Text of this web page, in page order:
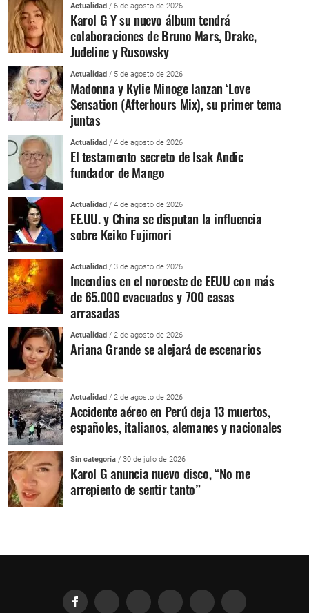
Actualidad / 6 de agosto de 2026
Karol G Y su nuevo álbum tendrá
colaboraciones de Bruno Mars, Drake,
Judeline y Rusowsky
Actualidad / 5 de agosto de 2026
Madonna y Kylie Minoge lanzan ‘Love
Sensation (Afterhours Mix), su primer tema
juntas
Actualidad / 4 de agosto de 2026
El testamento secreto de Isak Andic
fundador de Mango
Actualidad / 4 de agosto de 2026
EE.UU. y China se disputan la influencia
sobre Keiko Fujimori
Actualidad / 3 de agosto de 2026
Incendios en el noroeste de EEUU con más
de 65.000 evacuados y 700 casas
arrasadas
Actualidad / 2 de agosto de 2026
Ariana Grande se alejará de escenarios
Actualidad / 2 de agosto de 2026
Accidente aéreo en Perú deja 13 muertos,
españoles, italianos, alemanes y nacionales
Sin categoría / 30 de julio de 2026
Karol G anuncia nuevo disco, “No me
arrepiento de sentir tanto”